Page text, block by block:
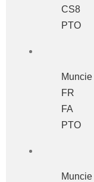
CS8
PTO
Muncie
FR
FA
PTO
Muncie